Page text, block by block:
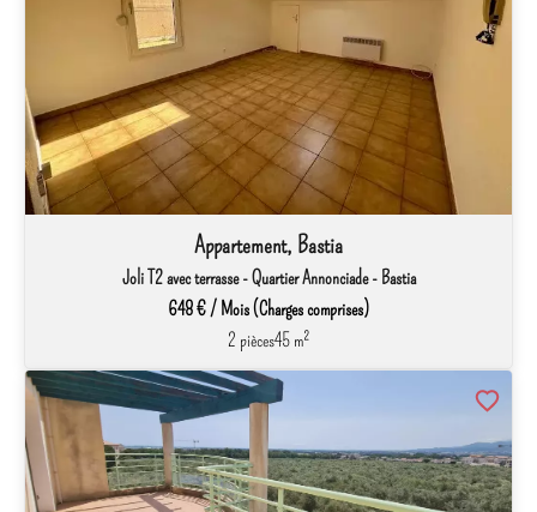
Appartement, Bastia
Joli T2 avec terrasse - Quartier Annonciade - Bastia
648 € / Mois (Charges comprises)
2 pièces45 m²